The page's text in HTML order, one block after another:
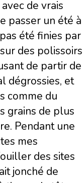
de vrais
passer un été à
été finies par
des polissoirs
de partir de
dégrossies, et
comme du
grains de plus
Pendant une
mes
des sites
jonché de